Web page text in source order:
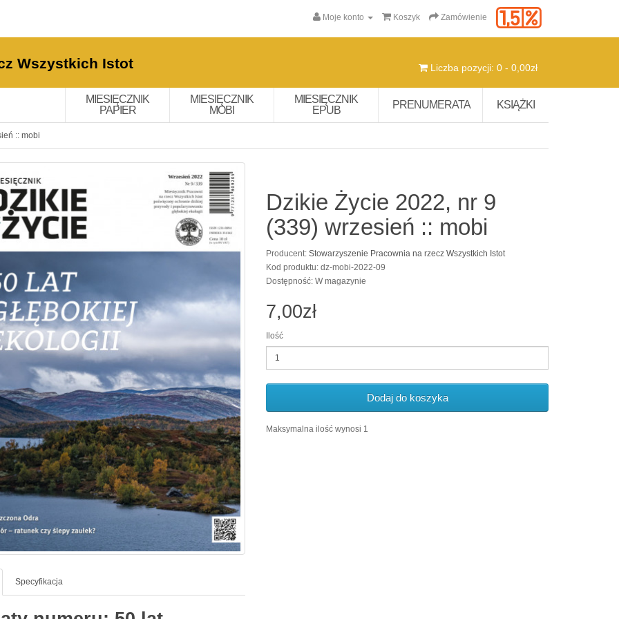
Moje konto Koszyk Zamówienie
Wszystkich Istot Liczba pozycji: 0 - 0,00zł
MIESIĘCZNIK
PAPIER
MIESIĘCZNIK
MOBI
MIESIĘCZNIK
EPUB
PRENUMERATA KSIĄŻKI
:: mobi
Specyfikacja
Dzikie Życie 2022, nr 9
(339) wrzesień :: mobi
Producent:Stowarzyszenie Pracownia na rzecz Wszystkich Istot
Kod produktu: dz-mobi-2022-09
Dostępność: W magazynie
7,00zł
Ilość
Dodaj do koszyka
Maksymalna ilość wynosi 1